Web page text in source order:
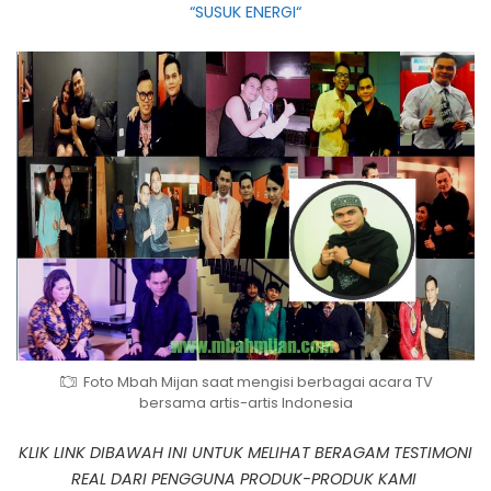
“SUSUK ENERGI“
Foto Mbah Mijan saat mengisi berbagai acara TV
bersama artis-artis Indonesia
KLIK LINK DIBAWAH INI UNTUK MELIHAT BERAGAM TESTIMONI
REAL DARI PENGGUNA PRODUK-PRODUK KAMI